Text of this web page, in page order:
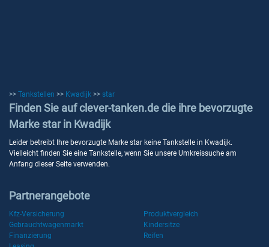
>> Tankstellen >> Kwadijk >> star
Finden Sie auf clever-tanken.de die ihre bevorzugte
Marke star in Kwadijk
Leider betreibt Ihre bevorzugte Marke star keine Tankstelle in Kwadijk.
Vielleicht finden Sie eine Tankstelle, wenn Sie unsere Umkreissuche am
Anfang dieser Seite verwenden.
Partnerangebote
Kfz-Versicherung
Produktvergleich
Gebrauchtwagenmarkt
Kindersitze
Finanzierung
Reifen